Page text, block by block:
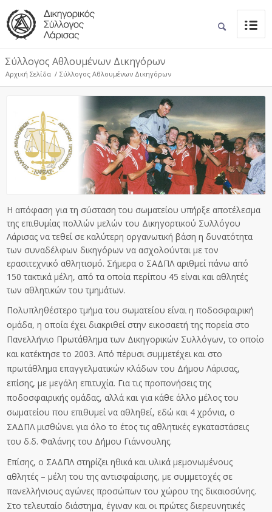
Σύλλογος Αθλουμένων Δικηγόρων
Αρχική Σελίδα / Σύλλογος Αθλουμένων Δικηγόρων
Η απόφαση για τη σύσταση του σωματείου υπήρξε αποτέλεσμα
της επιθυμίας πολλών μελών του Δικηγορτικού Συλλόγου
Λάρισας να τεθεί σε καλύτερη οργανωτική βάση η δυνατότητα
των συναδέλφων δικηγόρων να ασχολούνται με τον
ερασιτεχνικό αθλητισμό. Σήμερα ο ΣΑΔΠΛ αριθμεί πάνω από
150 τακτικά μέλη, από τα οποία περίπου 45 είναι και αθλητές
των αθλητικών του τμημάτων.
Πολυπληθέστερο τμήμα του σωματείου είναι η ποδοσφαιρική
ομάδα, η οποία έχει διακριθεί στην εικοσαετή της πορεία στο
Πανελλήνιο Πρωτάθλημα των Δικηγορικών Συλλόγων, το οποίο
και κατέκτησε το 2003. Από πέρυσι συμμετέχει και στο
πρωτάθλημα επαγγελματικών κλάδων του Δήμου Λάρισας,
επίσης, με μεγάλη επιτυχία. Για τις προπονήσεις της
ποδοσφαιρικής ομάδας, αλλά και για κάθε άλλο μέλος του
σωματείου που επιθυμεί να αθληθεί, εδώ και 4 χρόνια, ο
ΣΑΔΠΛ μισθώνει για όλο το έτος τις αθλητικές εγκαταστάσεις
του δ.δ. Φαλάνης του Δήμου Γιάννουλης.
Επίσης, ο ΣΑΔΠΛ στηρίζει ηθικά και υλικά μεμονωμένους
αθλητές – μέλη του της αντισφαίρισης, με συμμετοχές σε
πανελλήνιους αγώνες προσώπων του χώρου της δικαιοσύνης.
Στο τελευταίο διάστημα, έγιναν και οι πρώτες διερευνητικές